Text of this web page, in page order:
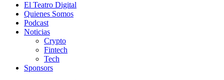
El Teatro Digital
Quienes Somos
Podcast
Noticias
Crypto
Fintech
Tech
Sponsors